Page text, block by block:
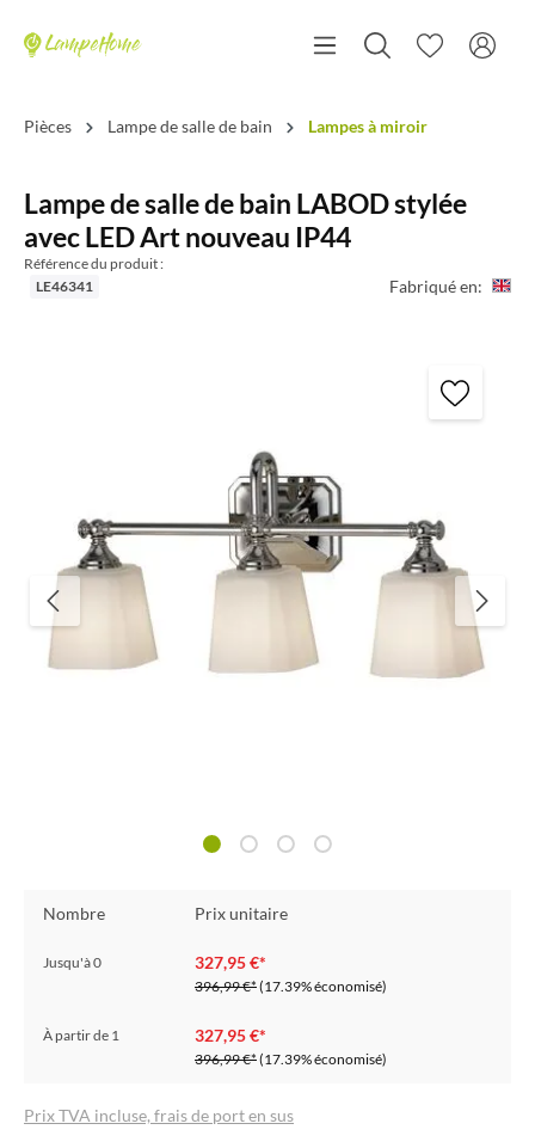
Pièces Lampe de salle de bain Lampes à miroir
Lampe de salle de bain LABOD stylée
avec LED Art nouveau IP44
Référence du produit :
LE46341
Fabriqué en:
Nombre Prix unitaire
Jusqu'à0 327,95 €*
396,99 €*(17.39% économisé)
À partir de 1 327,95 €*
396,99 €*(17.39% économisé)
Prix TVA incluse, frais de port en sus